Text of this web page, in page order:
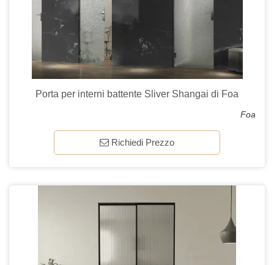
Porta per interni battente Sliver Shangai di Foa
Foa
Richiedi Prezzo